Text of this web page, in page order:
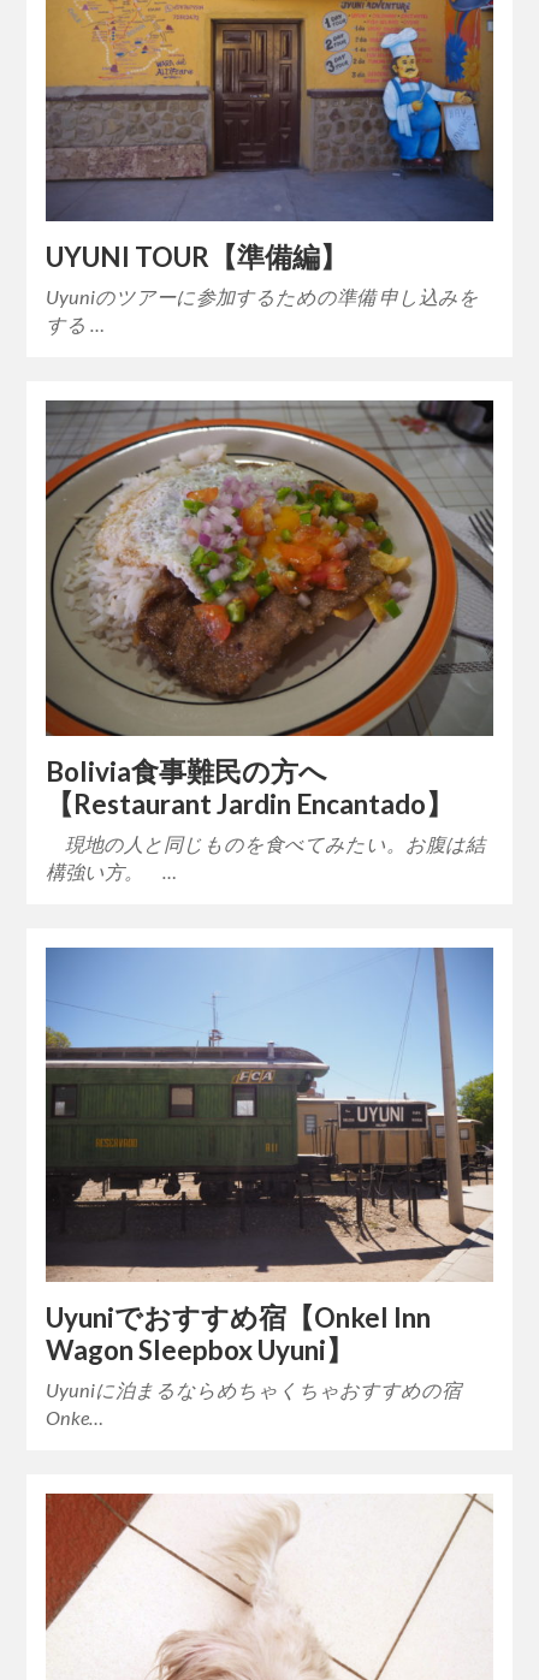
UYUNI TOUR【準備編】
Uyuniのツアーに参加するための準備 申し込みを
する …
Bolivia食事難民の方へ
【Restaurant Jardin Encantado】
現地の人と同じものを食べてみたい。お腹は結
構強い方。 …
Uyuniでおすすめ宿【Onkel Inn
Wagon Sleepbox Uyuni】
Uyuniに泊まるならめちゃくちゃおすすめの宿
Onke…